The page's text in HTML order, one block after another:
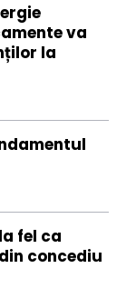
va
la
fel ca
concediu